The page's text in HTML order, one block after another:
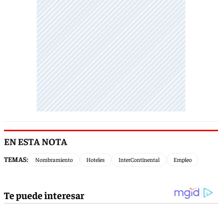
EN ESTA NOTA
TEMAS: Nombramiento Hoteles InterContinental Empleo